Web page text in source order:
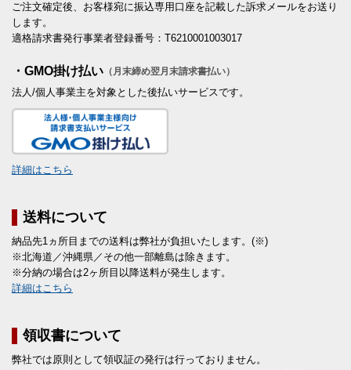
ご注文確定後、お客様宛に振込専用口座を記載した訴求メールをお送り
します。
適格請求書発行事業者登録番号：T6210001003017
・GMO掛け払い （月末締め翌月末請求書払い）
法人/個人事業主を対象とした後払いサービスです。
詳細はこちら
送料について
納品先1ヵ所目までの送料は弊社が負担いたします。(※)
※北海道／沖縄県／その他一部離島は除きます。
※分納の場合は2ヶ所目以降送料が発生します。
詳細はこちら
領収書について
弊社では原則として領収証の発行は行っておりません。